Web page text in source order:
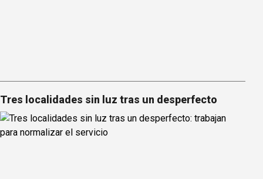
Tres localidades sin luz tras un desperfecto